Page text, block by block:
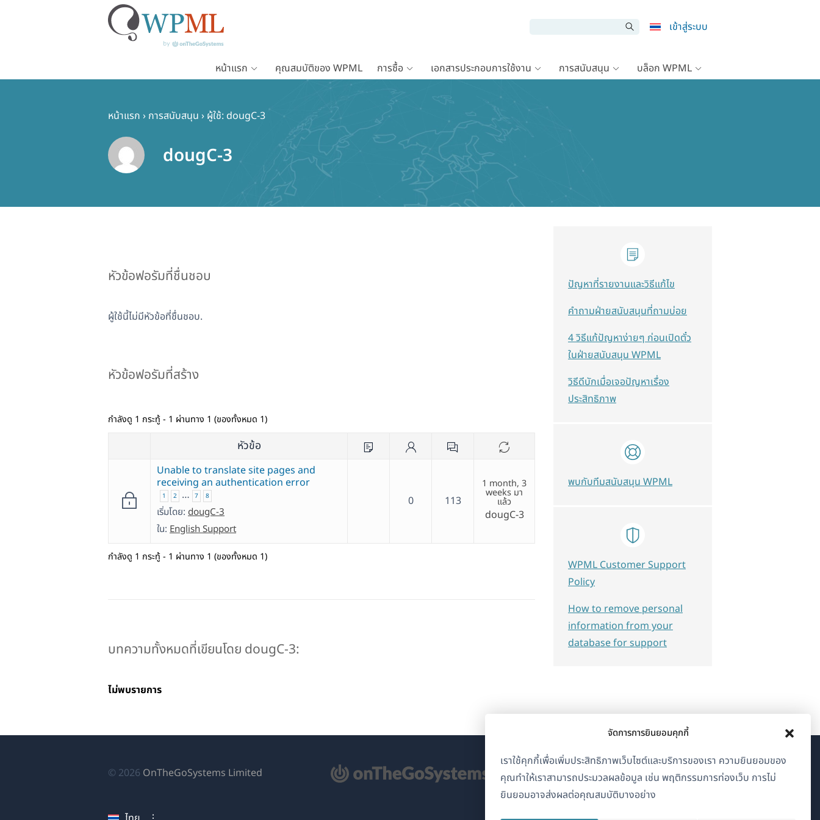
จัดการการยินยอมคุกกี้
เราใช้คุกกี้เพื่อเพิ่มประสิทธิภาพเว็บไซต์และบริการของเรา ความยินยอมของ
คุณทำให้เราสามารถประมวลผลข้อมูล เช่น พฤติกรรมการท่องเว็บ การไม่
ยินยอมอาจส่งผลต่อคุณสมบัติบางอย่าง
เข้าสู่ระบบ
หน้าแรก คุณสมบัติของ WPML การซื้อ เอกสารประกอบการใช้งาน การสนับสนุน บล็อก WPML
หน้าแรก › การสนับสนุน › ผู้ใช้: dougC-3
dougC-3
หัวข้อฟอรัมที่ชื่นชอบ
ผู้ใช้นี้ไม่มีหัวข้อที่ชื่นชอบ.
หัวข้อฟอรัมที่สร้าง
กำลังดู 1 กระทู้ - 1 ผ่านทาง 1 (ของทั้งหมด 1)
หัวข้อ
Unable to translate site pages and
receiving an authentication error
1 2 … 7 8
เริ่มโดย: dougC-3
ใน: English Support
0 113
1 month, 3
weeks มา
แล้ว
dougC-3
กำลังดู 1 กระทู้ - 1 ผ่านทาง 1 (ของทั้งหมด 1)
บทความทั้งหมดที่เขียนโดย dougC-3:
ไม่พบรายการ
ปัญหาที่รายงานและวิธีแก้ไข
คำถามฝ่ายสนับสนุนที่ถามบ่อย
4 วิธีแก้ปัญหาง่ายๆ ก่อนเปิดตั๋ว
ในฝ่ายสนับสนุน WPML
วิธีดีบักเมื่อเจอปัญหาเรื่อง
ประสิทธิภาพ
พบกับทีมสนับสนุน WPML
WPML Customer Support
Policy
How to remove personal
information from your
database for support
© 2026 OnTheGoSystems Limited
เกี่ยวกับ WPML
GDPR และนโยบายความเป็นส่วนตัว